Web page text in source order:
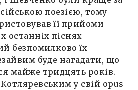
поезією, тому
її прийоми
останніх піснях
безпомилково їх
буде нагадати, що
майже тридцять років.
у свій opus